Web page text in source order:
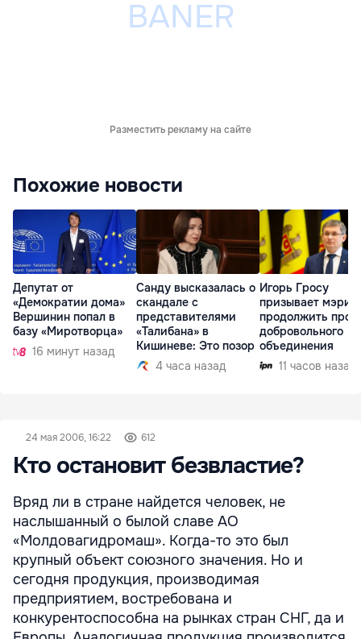
Разместить рекламу на сайте
Похожие новости
Депутат от
«Демократии дома»
Вершинин попал в
базу «Миротворца»
16 минут назад
Санду высказалась о
скандале с
представителями
«Талибана» в
Кишиневе: Это позор
4 часа назад
Игорь Гросу
призывает мэрии
продолжить
добровольного
объединения
11 часов назад
24 мая 2006, 16:22 612
Кто остановит безвластие?
Вряд ли в стране найдется человек, не
наслышанный о былой славе АО
«Молдовагидромаш». Когда-то это был
крупный объект союзного значения. Но и
сегодня продукция, производимая
предприятием, востребована и
конкурентоспособна на рынках стран СНГ, да и